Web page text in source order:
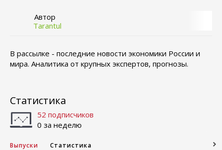
Автор
Tarantul
В рассылке - последние новости экономики России и
мира. Аналитика от крупных экспертов, прогнозы.
Статистика
52 подписчиков
0 за неделю
Выпуски Статистика